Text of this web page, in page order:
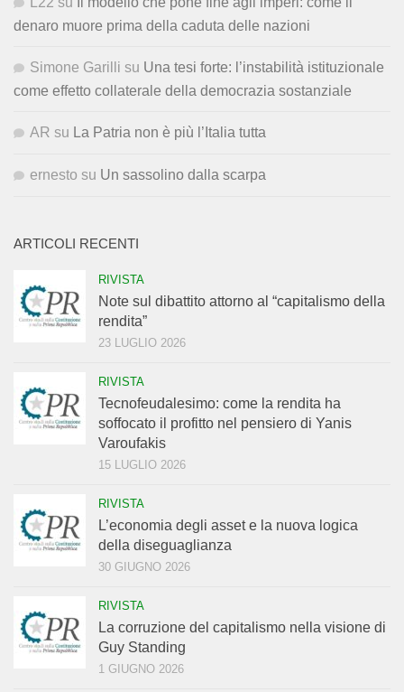
denaro muore prima della caduta delle nazioni
Simone Garilli su Una tesi forte: l’instabilità istituzionale
come effetto collaterale della democrazia sostanziale
AR su La Patria non è più l’Italia tutta
ernesto su Un sassolino dalla scarpa
ARTICOLI RECENTI
RIVISTA
Note sul dibattito attorno al “capitalismo della
rendita”
23 LUGLIO 2026
RIVISTA
Tecnofeudalesimo: come la rendita ha
soffocato il profitto nel pensiero di Yanis
Varoufakis
15 LUGLIO 2026
RIVISTA
L’economia degli asset e la nuova logica
della diseguaglianza
30 GIUGNO 2026
RIVISTA
La corruzione del capitalismo nella visione di
Guy Standing
1 GIUGNO 2026